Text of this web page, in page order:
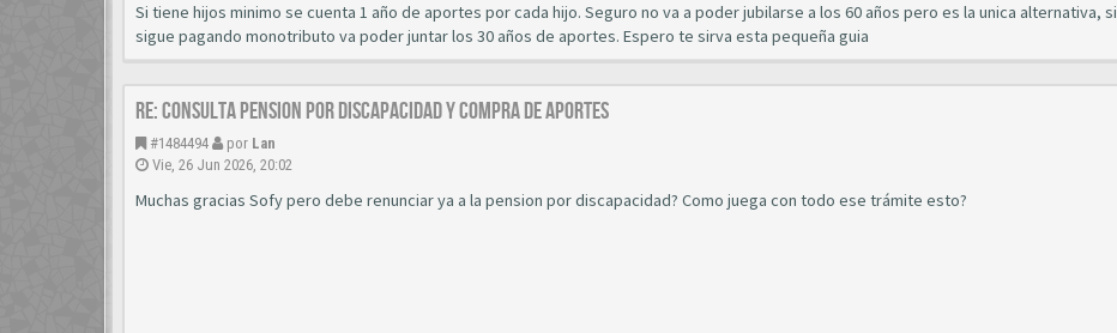
Si tiene hijos minimo se cuenta 1 año de aportes por cada hijo. Seguro no va a poder jubilarse a los 60 años pero es la unica alternativa, si
sigue pagando monotributo va poder juntar los 30 años de aportes. Espero te sirva esta pequeña guia
Re: CONSULTA PENSION POR DISCAPACIDAD Y COMPRA DE APORTES
#1484494 por Lan
Vie, 26 Jun 2026, 20:02
Muchas gracias Sofy pero debe renunciar ya a la pension por discapacidad? Como juega con todo ese trámite esto?